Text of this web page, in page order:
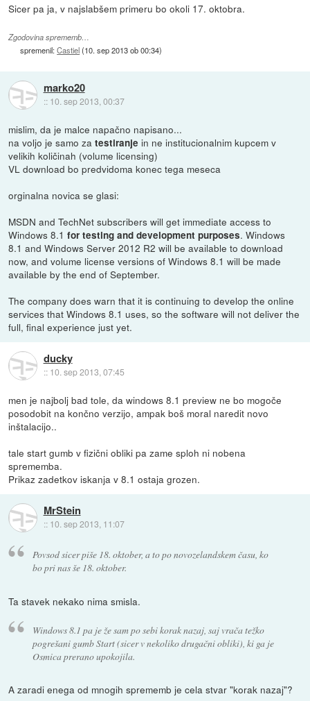
Sicer pa ja, v najslabšem primeru bo okoli 17. oktobra.
Zgodovina sprememb…
spremenil:Castiel(10. sep 2013 ob 00:34)
marko20
:: 10. sep 2013, 00:37
mislim, da je malce napačno napisano...
na voljo je samo zatestiranje in ne institucionalnim kupcem v
velikih količinah (volume licensing)
VL download bo predvidoma konec tega meseca
orginalna novica se glasi:
MSDN and TechNet subscribers will get immediate access to
Windows 8.1for testing and development purposes. Windows
8.1 and Windows Server 2012 R2 will be available to download
now, and volume license versions of Windows 8.1 will be made
available by the end of September.
The company does warn that it is continuing to develop the online
services that Windows 8.1 uses, so the software will not deliver the
full, final experience just yet.
ducky
:: 10. sep 2013, 07:45
men je najbolj bad tole, da windows 8.1 preview ne bo mogoče
posodobit na končno verzijo, ampak boš moral naredit novo
inštalacijo..
tale start gumb v fizični obliki pa zame sploh ni nobena
sprememba.
Prikaz zadetkov iskanja v 8.1 ostaja grozen.
MrStein
:: 10. sep 2013, 11:07
Povsod sicer piše 18. oktober, a to po novozelandskem času, ko
bo pri nas še 18. oktober.
Ta stavek nekako nima smisla.
Windows 8.1 pa je že sam po sebi korak nazaj, saj vrača težko
pogrešani gumb Start (sicer v nekoliko drugačni obliki), ki ga je
Osmica prerano upokojila.
A zaradi enega od mnogih sprememb je cela stvar "korak nazaj"?